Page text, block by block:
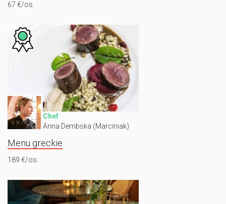
67 €/os.
Chef
Anna Dembska (Marciniak)
Menu greckie
189 €/os.